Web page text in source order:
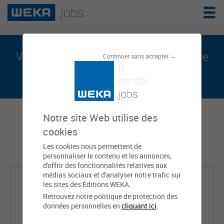
Continuer sans accepter →
Notre site Web utilise des
cookies
Les cookies nous permettent de
personnaliser le contenu et les annonces,
d'offrir des fonctionnalités relatives aux
médias sociaux et d'analyser notre trafic sur
les sites des Éditions WEKA.
Retrouvez notre politique de protection des
données personnelles en cliquant ici.
Valentine DESRUES est sur weka.jobs, le
réseau de l'emploi public